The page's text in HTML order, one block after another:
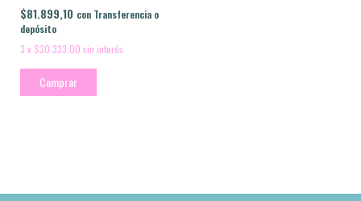
$81.899,10 con Transferencia o
depósito
3 x $30.333,00 sin interés
Comprar